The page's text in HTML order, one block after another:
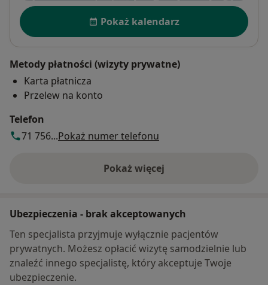
Dostępność
Pokaż kalendarz
Metody płatności (wizyty prywatne)
Karta płatnicza
Przelew na konto
Telefon
71 756...Pokaż numer telefonu
Pokaż więcej
o adresie
Ubezpieczenia - brak akceptowanych
Ten specjalista przyjmuje wyłącznie pacjentów
prywatnych. Możesz opłacić wizytę samodzielnie lub
znaleźć innego specjalistę, który akceptuje Twoje
ubezpieczenie.